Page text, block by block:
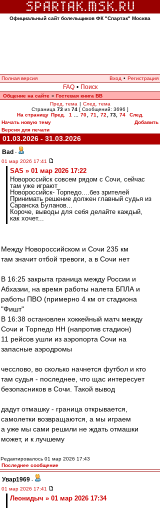
Официальный сайт болельщиков ФК "Спартак" Москва
Полная версия Вход • Регистрация
FAQ • Поиск
Общение на сайте » Гостевая книга ВВ
Пред. тема | След. тема
Страница 73 из 74 [ Сообщений: 3696 ]
На страницу Пред. 1 70 71 72 73, 74
След.
Начать новую тему
Добавить
Версия для печати
01.03.2026 - 31.03.2026
Bad -
01 мар 2026 17:41
SAS » 01 мар 2026 17:22
Новороссийск совсем рядом с Сочи, сейчас
там уже играют
Новороссийск- Торпедо....без зрителей
Принимать решение должен главный судья из
Саранска Буланов...
Короче, выводы для себя делайте каждый,
как хочет...
Между Новороссийском и Сочи 235 км
там значит отбой тревоги, а в Сочи нет
В 16:25 закрыта граница между России и
Абхазии, на время работы налета БПЛА и
работы ПВО (примерно 4 км от стадиона
"Фишт"
В 16:38 остановлен хоккейный матч между
Сочи и Торпедо НН (напротив стадион)
11 рейсов ушли из аэропорта Сочи на
запасные аэродромы
чесслово, во сколько начнется футбол и кто
там судья - последнее, что щас интересует
безопасников в Сочи. Такой вывод
дадут отмашку - граница открывается,
самолетки возвращаются, а мы играем
а уже мы сами решили не ждать отмашки
может, и к лучшему
Редактировалось 01 мар 2026 17:43
Последнее сообщение
Увар1969 -
01 мар 2026 17:41
Леонидыч » 01 мар 2026 17:34